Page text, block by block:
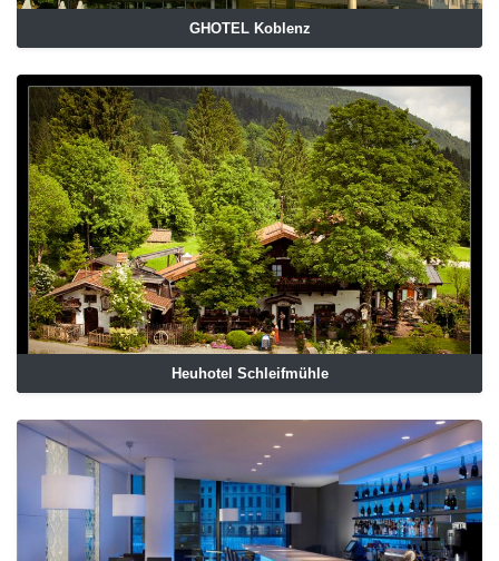
GHOTEL Koblenz
Heuhotel Schleifmühle